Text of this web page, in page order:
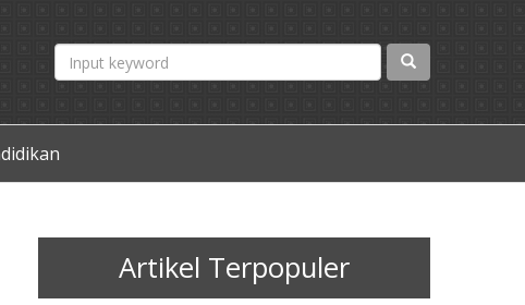
Artikel Terpopuler